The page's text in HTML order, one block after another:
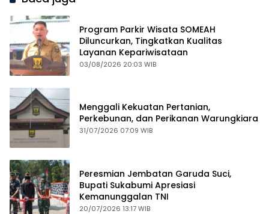
Program Parkir Wisata SOMEAH
Diluncurkan, Tingkatkan Kualitas
Layanan Kepariwisataan
03/08/2026 20:03 WIB
Menggali Kekuatan Pertanian,
Perkebunan, dan Perikanan Warungkiara
31/07/2026 07:09 WIB
Peresmian Jembatan Garuda Suci,
Bupati Sukabumi Apresiasi
Kemanunggalan TNI
20/07/2026 13:17 WIB